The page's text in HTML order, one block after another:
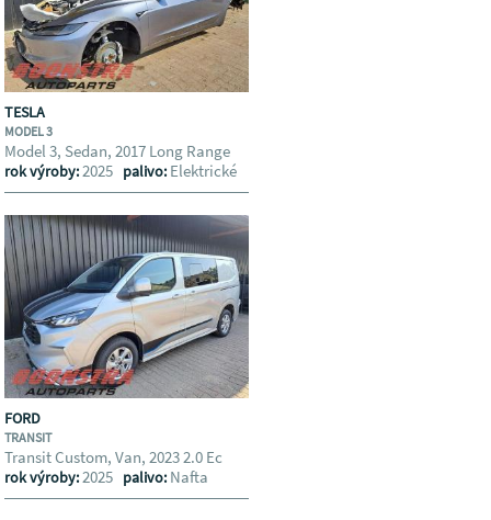
TESLA
MODEL 3
Model 3, Sedan, 2017 Long Range
rok výroby:2025 palivo: Elektrické
FORD
TRANSIT
Transit Custom, Van, 2023 2.0 Ec
rok výroby:2025 palivo: Nafta